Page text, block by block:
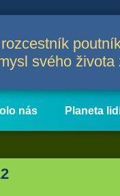
svého
nás Planeta